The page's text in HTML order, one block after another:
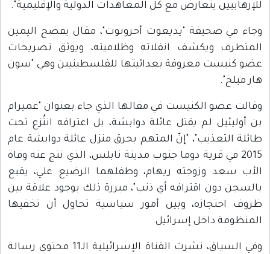
للإرهابيين يتعارض مع كل المعاهدات الدولية والإقليمية".
وجاء في صحيفة "يديعوت أحرونوت"، مقال يفضح اليمين
المتطرف ويكشف انفلاته وظلاميته، ويوثق تصريحات
عضو كنيست معروفة بعدائيتها للفلسطينيين وهي "سون
هار ميلخ".
وقالت عضو الكنيست في مقالها الذي جاء بعنوان "عميرام
بن أوليئيل لم يقتل عائلة دوابشة، بل اعترافه انتُزع تحت
طائلة التعذيب"، "إنّ المتهم بحرق منزل عائلة دوابشة عام
2015 في قرية دوما جنوب مدينة نابلس، الذي نتج عنه وفاة
الأب سعد وزوجته ريهام، وطفلهما الرضيع علي، يقبع
بالسجن دون اقترافه أي ذنب"، مبررة ذلك بوجود علاقة بين
ظروف احتجازه، وبين أمور سياسية تحاول أن تخفيها
المنظومة داخل إسرائيل.
وفي السياق، نشرت القناة الإسرائيلية الـ11 محتوى رسالة